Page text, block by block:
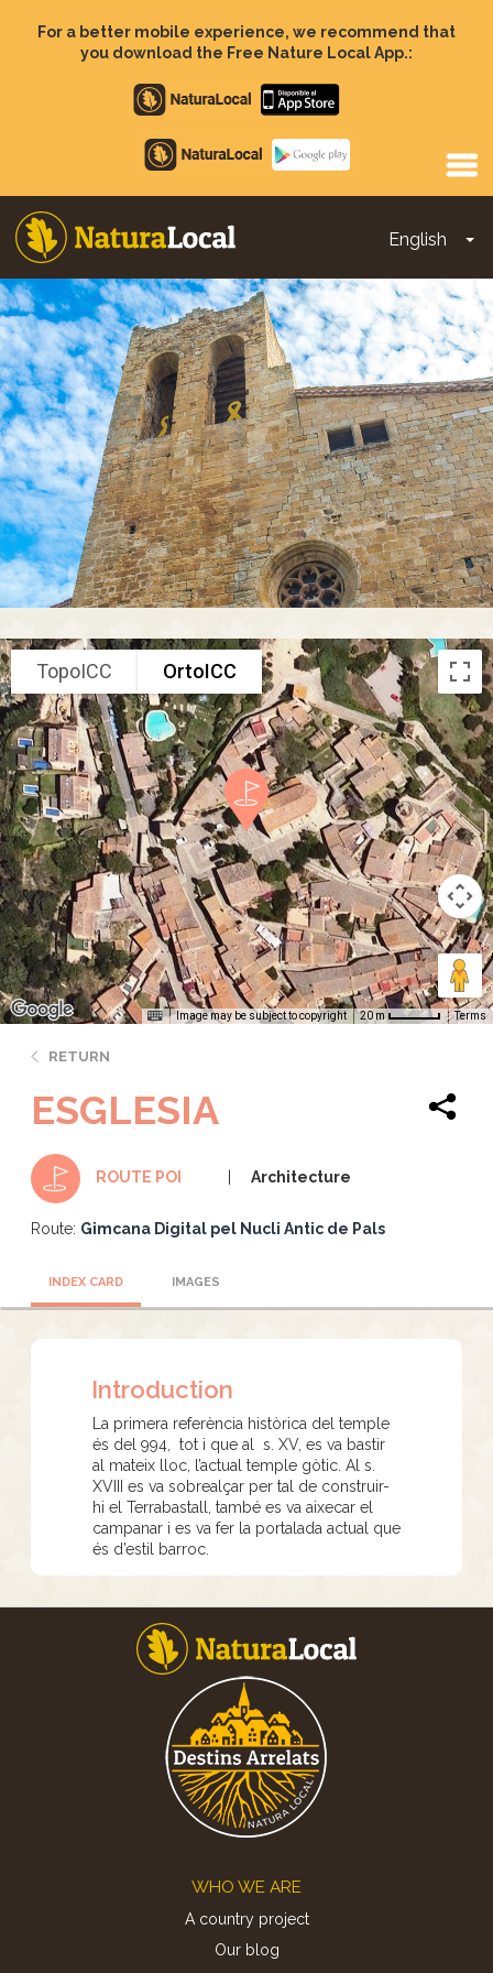
For a better mobile experience, we recommend that
you download the Free Nature Local App.:
Apple
store
Google
Play
English
Main
navigation
TopoICC OrtoICC
Image may be subject to copyright 20 m Terms
RETURN
ESGLESIA
ROUTE POI Architecture
Route: Gimcana Digital pel Nucli Antic de Pals
INDEX CARD IMAGES
Introduction
La primera referència històrica del temple
és del 994, tot i que al s. XV, es va bastir
al mateix lloc, l’actual temple gòtic. Al s.
XVIII es va sobrealçar per tal de construir-
hi el Terrabastall, també es va aixecar el
campanar i es va fer la portalada actual que
és d’estil barroc.
WHO WE ARE
A country project
Our blog